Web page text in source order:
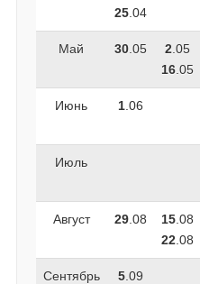
25.04
Май 30.05 2.05
16.05
Июнь 1.06
Июль
Август 29.08 15.08
22.08
Сентябрь 5.09